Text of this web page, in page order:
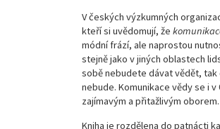
V českých výzkumných
kteří si uvědomují, že
módní frází, ale naprostou
stejně jako v jiných oblastech
sobě nebudete dávat vědět, tak
nebude. Komunikace vědy se i
zajímavým a přitažlivým oborem.
Kniha je rozdělena do patnácti